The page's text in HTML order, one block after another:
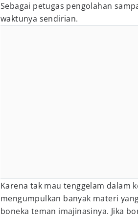
Sebagai petugas pengolahan
waktunya sendirian.
Karena tak mau tenggelam dalam
mengumpulkan banyak materi
boneka teman imajinasinya. Jika